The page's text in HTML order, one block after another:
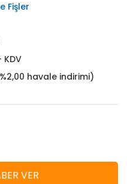
Fişler
KDV
havale indirimi)
VER